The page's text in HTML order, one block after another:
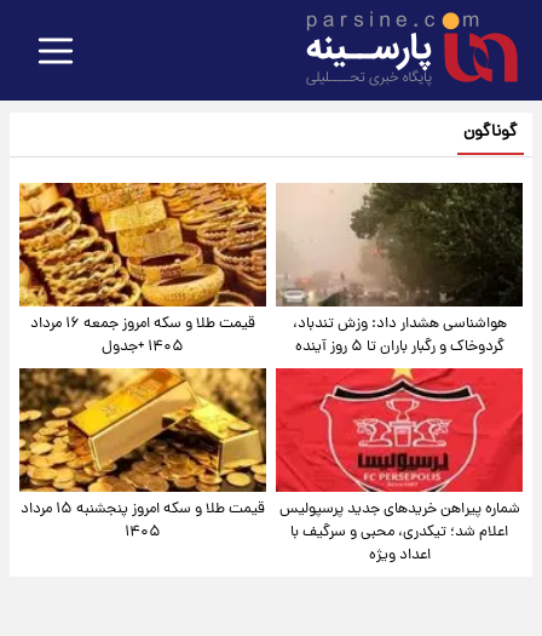
گوناگون
هواشناسی هشدار داد: وزش تندباد،
گردوخاک و رگبار باران تا ۵ روز آینده
قیمت طلا و سکه امروز جمعه ۱۶ مرداد
۱۴۰۵ +جدول
شماره پیراهن خریدهای جدید پرسپولیس
اعلام شد؛ تیکدری، محبی و سرگیف با
اعداد ویژه
قیمت طلا و سکه امروز پنجشنبه ۱۵ مرداد
۱۴۰۵